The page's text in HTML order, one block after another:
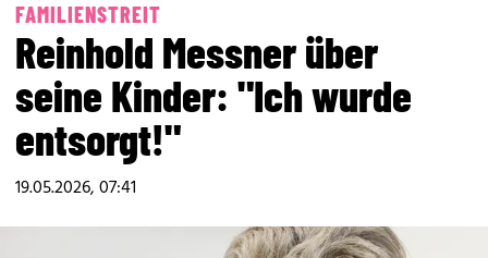
FAMILIENSTREIT
Reinhold Messner über
seine Kinder: "Ich wurde
entsorgt!"
19.05.2026, 07:41